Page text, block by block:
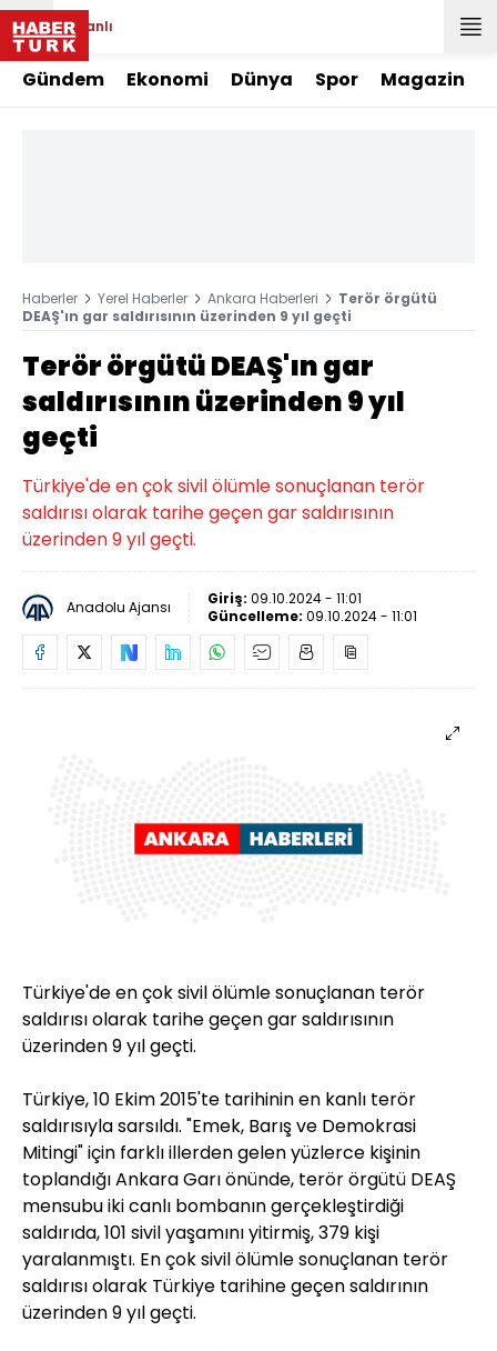
Canlı
Gündem Ekonomi Dünya Spor Magazin
Haberler Yerel Haberler Ankara Haberleri
Terör örgütü
DEAŞ'ın gar saldırısının üzerinden 9 yıl geçti
Terör örgütü DEAŞ'ın gar
saldırısının üzerinden 9 yıl
geçti
Türkiye'de en çok sivil ölümle sonuçlanan terör
saldırısı olarak tarihe geçen gar saldırısının
üzerinden 9 yıl geçti.
Anadolu Ajansı Giriş: 09.10.2024 - 11:01
Güncelleme: 09.10.2024 - 11:01
Türkiye'de en çok sivil ölümle sonuçlanan terör
saldırısı olarak tarihe geçen gar saldırısının
üzerinden 9 yıl geçti.
Türkiye, 10 Ekim 2015'te tarihinin en kanlı terör
saldırısıyla sarsıldı. "Emek, Barış ve Demokrasi
Mitingi" için farklı illerden gelen yüzlerce kişinin
toplandığı Ankara Garı önünde, terör örgütü DEAŞ
mensubu iki canlı bombanın gerçekleştirdiği
saldırıda, 101 sivil yaşamını yitirmiş, 379 kişi
yaralanmıştı. En çok sivil ölümle sonuçlanan terör
saldırısı olarak Türkiye tarihine geçen saldırının
üzerinden 9 yıl geçti.